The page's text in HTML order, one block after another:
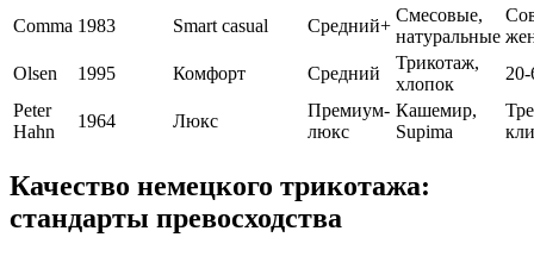
Comma 1983 Smart casual Средний+
Смесовые,
натуральные
Olsen
1995 Комфорт Средний
Трикотаж,
хлопок
20-
Peter
Hahn
1964 Люкс
Премиум-
люкс
Кашемир,
Supima
Качество немецкого трикотажа:
стандарты превосходства